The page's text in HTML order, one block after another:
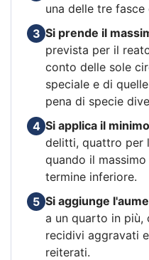
una delle tre fasce
3 Si prende il
prevista per il
conto delle sole
speciale e di
pena di specie
4 Si applica il
delitti, quattro per
quando il
termine inferiore.
5 Si aggiunge
a un quarto in più,
recidivi aggravati
reiterati.